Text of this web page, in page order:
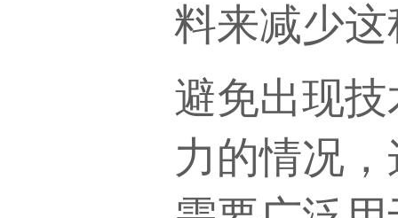
料来减少
避免出现
力的情况